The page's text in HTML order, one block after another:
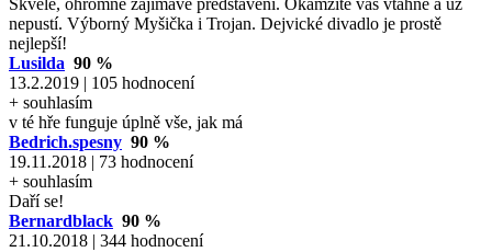
nepustí. Výborný Myšička i Trojan. Dejvické divadlo je prostě
nejlepší!
Lusilda 90 %
13.2.2019 | 105 hodnocení
+ souhlasím
v té hře funguje úplně vše, jak má
Bedrich.spesny 90 %
19.11.2018 | 73 hodnocení
+ souhlasím
Daří se!
Bernardblack 90 %
21.10.2018 | 344 hodnocení